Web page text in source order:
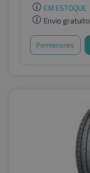
EM ESTOQUE
Envio gratuito
Pormenores